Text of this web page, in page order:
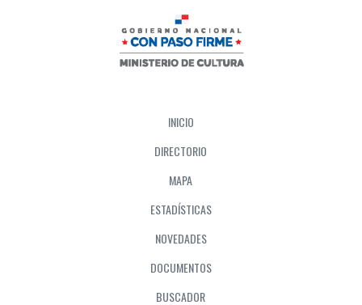
INICIO
DIRECTORIO
MAPA
ESTADÍSTICAS
NOVEDADES
DOCUMENTOS
BUSCADOR